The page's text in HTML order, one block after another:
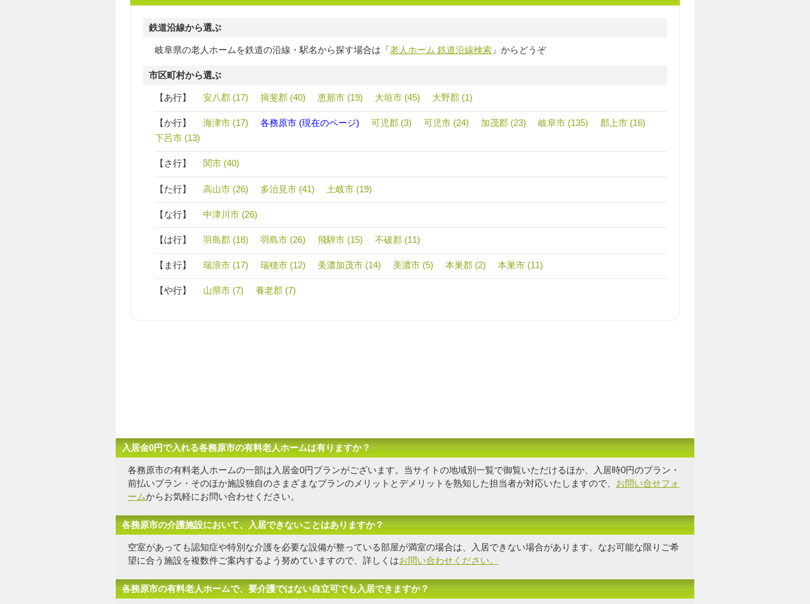
鉄道沿線から選ぶ
岐阜県の老人ホームを鉄道の沿線・駅名から探す場合は「老人ホーム 鉄道沿線検索 」からどうぞ
市区町村から選ぶ
【あ行】 安八郡 (17) 揖斐郡 (40) 恵那市 (19) 大垣市 (45) 大野郡 (1)
【か行】 海津市 (17) 各務原市 (現在のページ) 可児郡 (3) 可児市 (24) 加茂郡 (23) 岐阜市 (135)
郡上市 (16)
下呂市 (13)
【さ行】 関市 (40)
【た行】 高山市 (26) 多治見市 (41) 土岐市 (19)
【な行】 中津川市 (26)
【は行】 羽島郡 (18) 羽島市 (26) 飛騨市 (15) 不破郡 (11)
【ま行】 瑞浪市 (17) 瑞穂市 (12) 美濃加茂市 (14) 美濃市 (5) 本巣郡 (2) 本巣市 (11)
【や行】 山県市 (7) 養老郡 (7)
入居金0円で入れる各務原市の有料老人ホームは有りますか？
各務原市の有料老人ホームの一部は入居金0円プランがございます。当サイトの地域別一覧で御覧いただけるほか、入居時0円のプラン・
前払いプラン・そのほか施設独自のさまざまなプランのメリットとデメリットを熟知した担当者が対応いたしますので、 お問い合せフォ
ームからお気軽にお問い合わせください。
各務原市の介護施設において、入居できないことはありますか？
空室があっても認知症や特別な介護を必要な設備が整っている部屋が満室の場合は、入居できない場合があります。なお可能な限り ご希
望に合う施設を複数件ご案内するよう努めていますので、詳しくはお問い合わせください。
各務原市の有料老人ホームで、要介護ではない自立可でも入居できますか？